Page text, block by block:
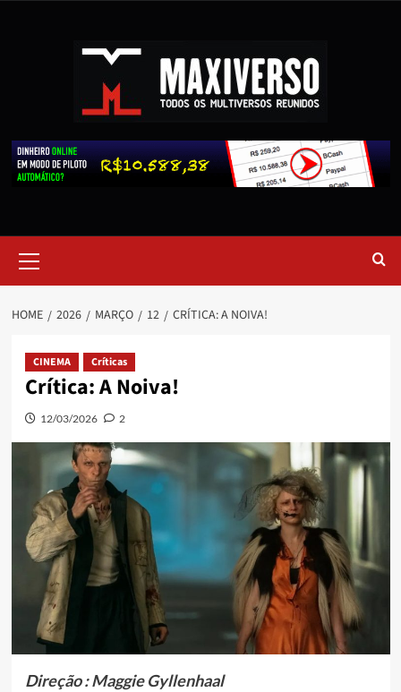
HOME 2026 MARÇO 12 CRÍTICA: A NOIVA!
CINEMA Críticas
Crítica: A Noiva!
12/03/2026 2
Direção : Maggie Gyllenhaal